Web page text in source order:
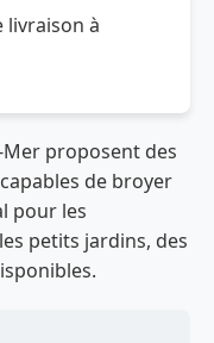
livraison à
proposent des
capables de broyer
pour les
petits jardins, des